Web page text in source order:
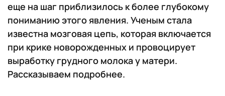
еще на шаг приблизилось к более глубокому
пониманию этого явления. Ученым стала
известна мозговая цепь, которая включается
при крике новорожденных и провоцирует
выработку грудного молока у матери.
Рассказываем подробнее.